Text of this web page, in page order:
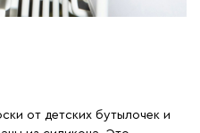
от детских бутылочек и